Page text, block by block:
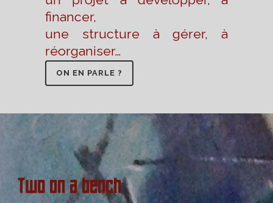
financer,
une structure à gérer, à
réorganiser…
ON EN PARLE ?